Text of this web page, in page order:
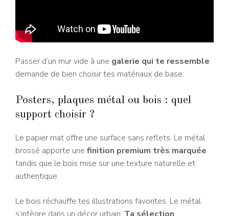
Passer d’un mur vide à une galerie qui te ressemble
demande de bien choisir tes matériaux de base.
Posters, plaques métal ou bois : quel
support choisir ?
Le papier mat offre une surface sans reflets. Le métal
brossé apporte une finition premium très marquée
tandis que le bois mise sur une texture naturelle et
authentique.
Le bois réchauffe tes illustrations favorites. Le métal